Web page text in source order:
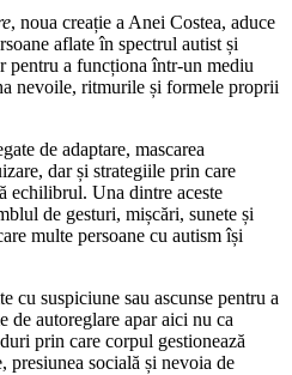
, noua creație a Anei Costea, aduce
aflate în spectrul autist și
pentru a funcționa într-un mediu
nevoile, ritmurile și formele proprii
de adaptare, mascarea
dar și strategiile prin care
echilibrul. Una dintre aceste
de gesturi, mișcări, sunete și
multe persoane cu autism își
cu suspiciune sau ascunse pentru a
de autoreglare apar aici nu ca
prin care corpul gestionează
presiunea socială și nevoia de